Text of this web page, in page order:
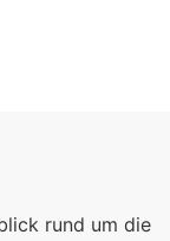
rund um die